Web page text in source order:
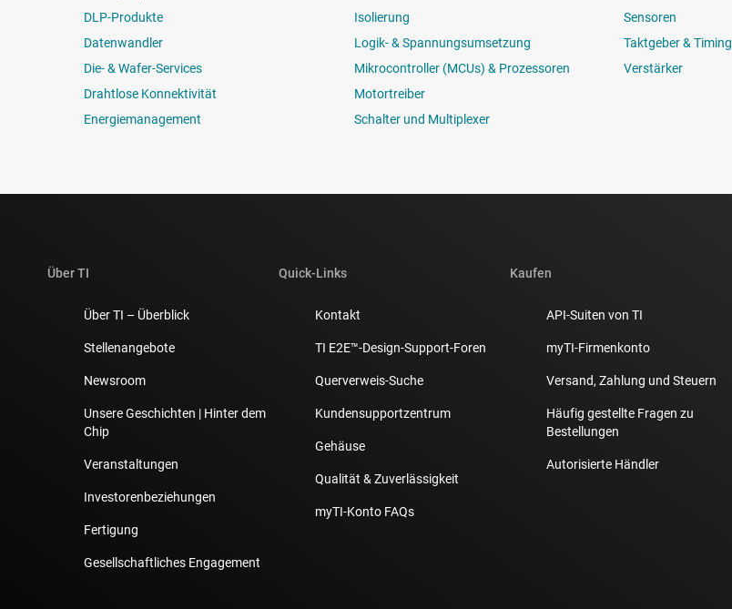
DLP-Produkte
Datenwandler
Die- & Wafer-Services
Drahtlose Konnektivität
Energiemanagement
Isolierung
Logik- & Spannungsumsetzung
Mikrocontroller (MCUs) & Prozessoren
Motortreiber
Schalter und Multiplexer
Sensoren
Taktgeber & Timing
Verstärker
Über TI
Über TI – Überblick
Stellenangebote
Newsroom
Unsere Geschichten | Hinter dem
Chip
Veranstaltungen
Investorenbeziehungen
Fertigung
Gesellschaftliches Engagement
Quick-Links
Kontakt
TI E2E™-Design-Support-Foren
Querverweis-Suche
Kundensupportzentrum
Gehäuse
Qualität & Zuverlässigkeit
myTI-Konto FAQs
Kaufen
API-Suiten von TI
myTI-Firmenkonto
Versand, Zahlung und Steuern
Häufig gestellte Fragen zu
Bestellungen
Autorisierte Händler